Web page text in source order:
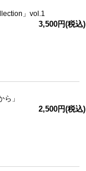
」vol.1
3,500円(税込)
」
2,500円(税込)